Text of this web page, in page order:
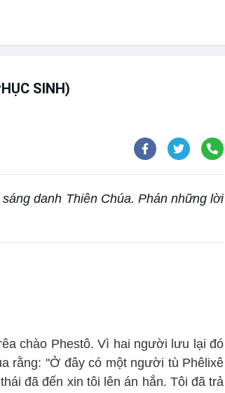
SINH)
danh Thiên Chúa. Phán những lời
chào Phestô. Vì hai người lưu lại đó
rằng: "Ở đây có một người tù Phêlixê
đã đến xin tôi lên án hắn. Tôi đã trả